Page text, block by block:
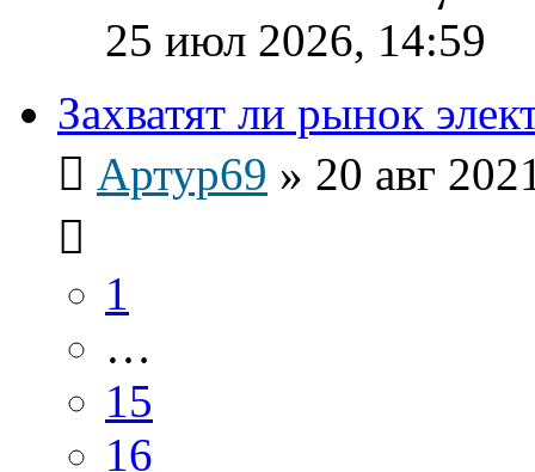
25 июл 2026, 14:59
Захватят ли рынок
Артур69 » 20 авг
1
…
15
16